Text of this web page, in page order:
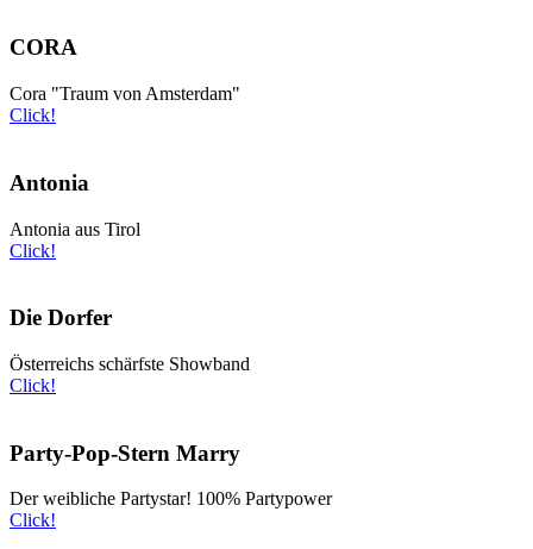
CORA
Cora "Traum von Amsterdam"
Click!
Antonia
Antonia aus Tirol
Click!
Die Dorfer
Österreichs schärfste Showband
Click!
Party-Pop-Stern Marry
Der weibliche Partystar! 100% Partypower
Click!